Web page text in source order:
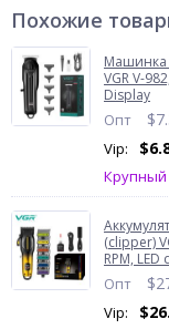
Похожие
Машинка
VGR V-
Display
Опт $
Vip: $
Крупный
(clipper)
RPM,
Опт $
Vip: $